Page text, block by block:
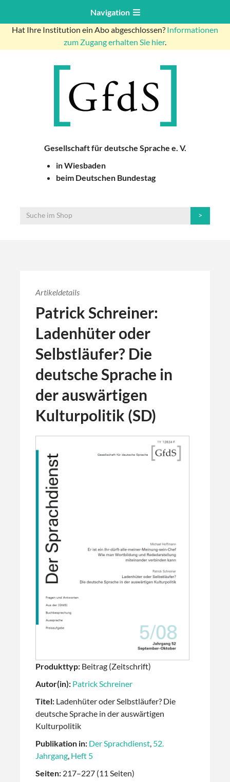
Navigation
Hat Ihre Institution ein Abo abgeschlossen? Informationen
zum Zugang erhalten Sie hier.
Gesellschaft für deutsche Sprache e. V.
in Wiesbaden
beim Deutschen Bundestag
Artikeldetails
Patrick Schreiner:
Ladenhüter oder
Selbstläufer? Die
deutsche Sprache in
der auswärtigen
Kulturpolitik (SD)
Produkttyp: Beitrag (Zeitschrift)
Autor(in): Patrick Schreiner
Titel: Ladenhüter oder Selbstläufer? Die
deutsche Sprache in der auswärtigen
Kulturpolitik
Publikation in: Der Sprachdienst, 52.
Jahrgang, Heft 5
Seiten: 217–227 (11 Seiten)